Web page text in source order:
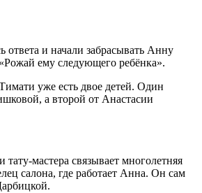
ответа и начали забрасывать Анну
ему следующего ребёнка».
уже есть двое детей. Один
а второй от Анастасии
тату-мастера связывает многолетняя
салона, где работает Анна. Он сам